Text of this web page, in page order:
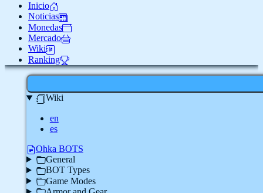
Inicio
Noticias
Monedas
Mercado
Wiki
Ranking
Wiki
en
es
Ohka BOTS
General
BOT Types
Game Modes